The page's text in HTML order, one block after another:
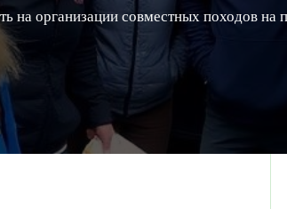
на организации совместных походов на